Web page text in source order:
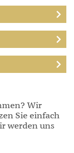
Wir
Sie einfach
werden uns